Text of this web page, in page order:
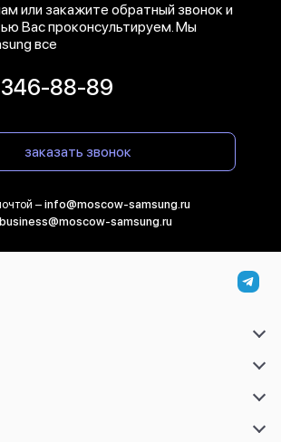
или закажите обратный звонок и
Вас проконсультируем. Мы
все
88-89
заказать звонок
– info@moscow-samsung.ru
business@moscow-samsung.ru
Z
M
A11
S10 FE
Buds 2